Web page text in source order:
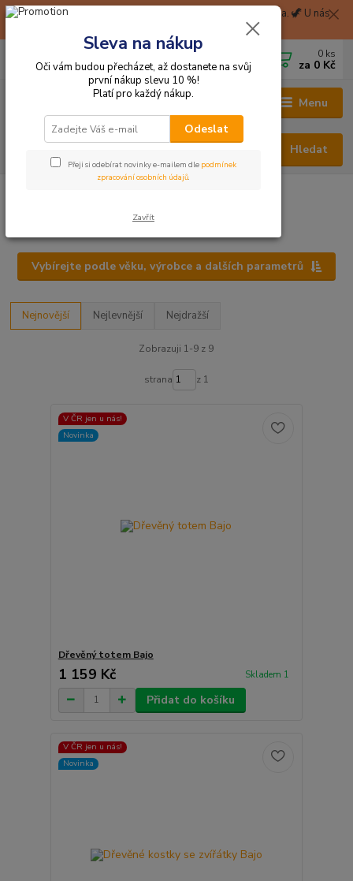
🦖 Při nákupu nad 1999 Kč Balíkovna na pobočku zdarma. 🦖 U nás
získáte okamžitě 2% slevu za zaregistraci. 🦖
Menu
Hledat
+420 705 114 823 0 ks
za 0 Kč
Bajo (Polsko)
Vybírejte podle věku, výrobce a dalších parametrů
Nejnovější Nejlevnější Nejdražší
Zobrazuji 1-9 z 9
strana z 1
V ČR jen u nás!
Novinka
Dřevěný totem Bajo
1 159 Kč Skladem 1
Přidat do košíku
V ČR jen u nás!
Novinka
Sleva na nákup
Oči vám budou přecházet, až dostanete na svůj
první nákup slevu 10 %!
Platí pro každý nákup.
Odeslat
Přeji si odebírat novinky e-mailem dle podmínek
zpracování osobních údajů.
Zavřít